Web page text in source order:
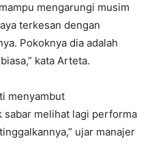
mengarungi musim
terkesan dengan
Pokoknya dia adalah
kata Arteta.
menyambut
sabar melihat lagi performa
ujar manajer